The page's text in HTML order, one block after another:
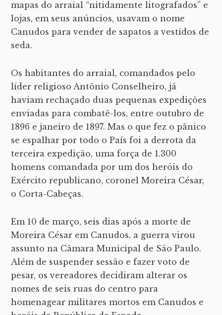
mapas do arraial “nitidamente litografados” e
lojas, em seus anúncios, usavam o nome
Canudos para vender de sapatos a vestidos de
seda.
Os habitantes do arraial, comandados pelo
líder religioso Antônio Conselheiro, já
haviam rechaçado duas pequenas expedições
enviadas para combatê-los, entre outubro de
1896 e janeiro de 1897. Mas o que fez o pânico
se espalhar por todo o País foi a derrota da
terceira expedição, uma força de 1.300
homens comandada por um dos heróis do
Exército republicano, coronel Moreira César,
o Corta-Cabeças.
Em 10 de março, seis dias após a morte de
Moreira César em Canudos, a guerra virou
assunto na Câmara Municipal de São Paulo.
Além de suspender sessão e fazer voto de
pesar, os vereadores decidiram alterar os
nomes de seis ruas do centro para
homenagear militares mortos em Canudos e